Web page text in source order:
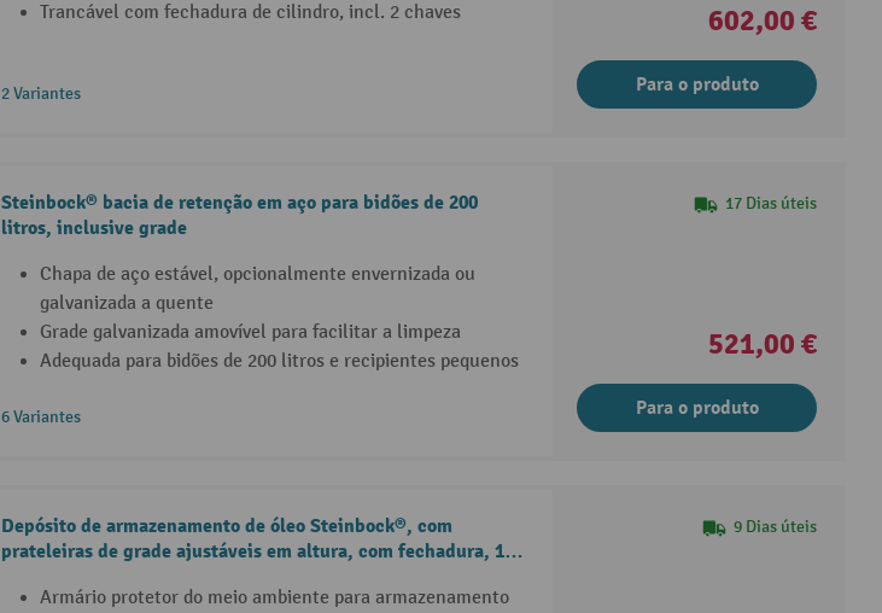
Trancável com fechadura de cilindro, incl. 2 chaves
2 Variantes
602,00 €
Para o produto
Steinbock® bacia de retenção em aço para bidões de 200
litros, inclusive grade
Chapa de aço estável, opcionalmente envernizada ou
galvanizada a quente
Grade galvanizada amovível para facilitar a limpeza
Adequada para bidões de 200 litros e recipientes pequenos
6 Variantes
17 Dias úteis
521,00 €
Para o produto
Depósito de armazenamento de óleo Steinbock®, com
prateleiras de grade ajustáveis em altura, com fechadura, 1
Armário protetor do meio ambiente para armazenamento
9 Dias úteis